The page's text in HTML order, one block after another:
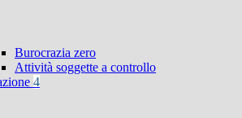
Burocrazia zero
Attività soggette a controllo
4